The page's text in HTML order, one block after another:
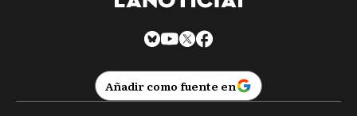
Añadir como fuente en